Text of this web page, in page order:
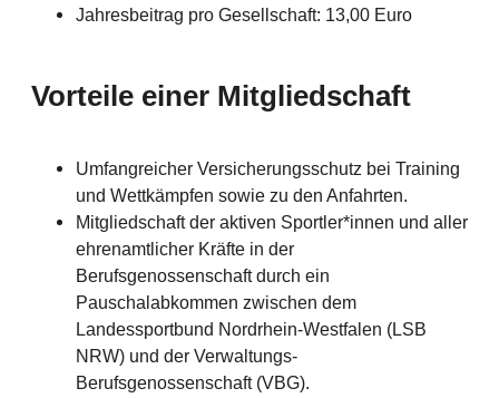
Jahresbeitrag pro Gesellschaft: 13,00 Euro
Vorteile einer Mitgliedschaft
Umfangreicher Versicherungsschutz bei Training
und Wettkämpfen sowie zu den Anfahrten.
Mitgliedschaft der aktiven Sportler*innen und aller
ehrenamtlicher Kräfte in der
Berufsgenossenschaft durch ein
Pauschalabkommen zwischen dem
Landessportbund Nordrhein-Westfalen (LSB
NRW) und der Verwaltungs-
Berufsgenossenschaft (VBG).